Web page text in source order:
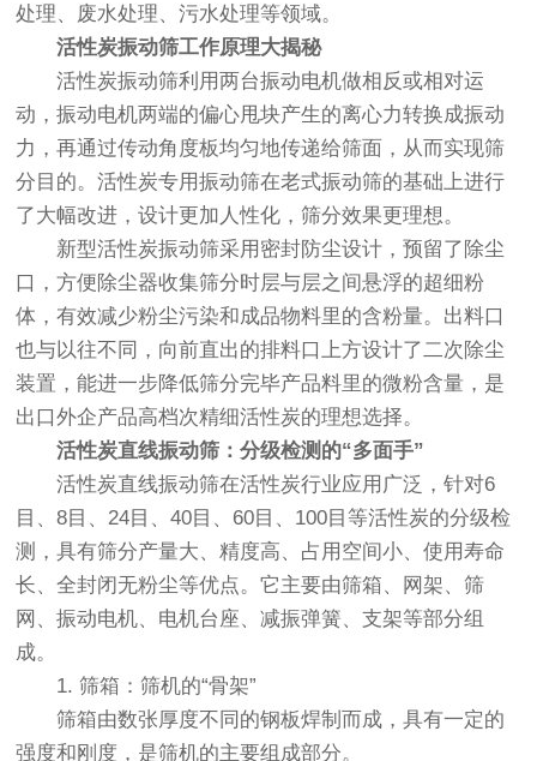
处理、废水处理、污水处理等领域。
活性炭振动筛工作原理大揭秘
活性炭振动筛利用两台振动电机做相反或相对运
动，振动电机两端的偏心甩块产生的离心力转换成振动
力，再通过传动角度板均匀地传递给筛面，从而实现筛
分目的。活性炭专用振动筛在老式振动筛的基础上进行
了大幅改进，设计更加人性化，筛分效果更理想。
新型活性炭振动筛采用密封防尘设计，预留了除尘
口，方便除尘器收集筛分时层与层之间悬浮的超细粉
体，有效减少粉尘污染和成品物料里的含粉量。出料口
也与以往不同，向前直出的排料口上方设计了二次除尘
装置，能进一步降低筛分完毕产品料里的微粉含量，是
出口外企产品高档次精细活性炭的理想选择。
活性炭直线振动筛：分级检测的“多面手”
活性炭直线振动筛在活性炭行业应用广泛，针对6
目、8目、24目、40目、60目、100目等活性炭的分级检
测，具有筛分产量大、精度高、占用空间小、使用寿命
长、全封闭无粉尘等优点。它主要由筛箱、网架、筛
网、振动电机、电机台座、减振弹簧、支架等部分组
成。
1. 筛箱：筛机的“骨架”
筛箱由数张厚度不同的钢板焊制而成，具有一定的
强度和刚度，是筛机的主要组成部分。